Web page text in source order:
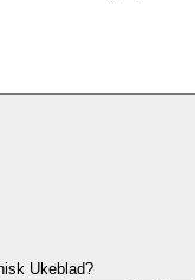
Ukeblad?